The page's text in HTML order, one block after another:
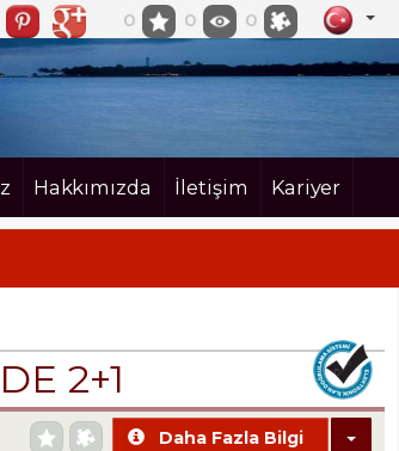
0 0 0
Hakkımızda İletişim Kariyer
2+1
Daha Fazla Bilgi